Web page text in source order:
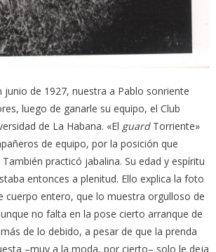
de 1927, nuestra a Pablo sonriente
luego de ganarle su equipo, el Club
de La Habana. «El guard Torriente»
de equipo, por la posición que
practicó jabalina. Su edad y espíritu
entonces a plenitud. Ello explica la foto
cuerpo entero, que lo muestra orgulloso de
no falta en la pose cierto arranque de
de lo debido, a pesar de que la prenda
–muy a la moda, por cierto– solo le deja